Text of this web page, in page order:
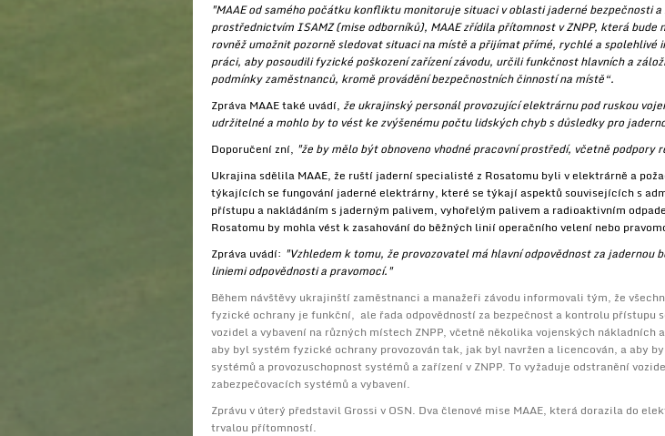
"MAAE od samého počátku konfliktu monitoruje situaci v oblasti jaderné bezpečnosti
prostřednictvím ISAMZ (mise odborníků), MAAE zřídila přítomnost v ZNPP, která
rovněž umožnit pozorně sledovat situaci na místě a přijímat přímé, rychlé a
práci, aby posoudili fyzické poškození zařízení závodu, určili funkčnost hlavních a
podmínky zaměstnanců, kromě provádění bezpečnostních činností na místě“.
Zpráva MAAE také uvádí, že ukrajinský personál provozující elektrárnu pod ruskou
udržitelné a mohlo by to vést ke zvýšenému počtu lidských chyb s důsledky pro
Doporučení zní, "že by mělo být obnoveno vhodné pracovní prostředí, včetně podpory
Ukrajina sdělila MAAE, že ruští jaderní specialisté z Rosatomu byli v elektrárně a
týkajících se fungování jaderné elektrárny, které se týkají aspektů souvisejících s
přístupu a nakládáním s jaderným palivem, vyhořelým palivem a radioaktivním
Rosatomu by mohla vést k zasahování do běžných linií operačního velení nebo
Zpráva uvádí: "Vzhledem k tomu, že provozovatel má hlavní odpovědnost za
liniemi odpovědnosti a pravomocí."
Během návštěvy ukrajinští zaměstnanci a manažeři závodu informovali tým, že
fyzické ochrany je funkční, ale řada odpovědností za bezpečnost a kontrolu přístupu
vozidel a vybavení na různých místech ZNPP, včetně několika vojenských
aby byl systém fyzické ochrany provozován tak, jak byl navržen a licencován, a aby
systémů a provozuschopnost systémů a zařízení v ZNPP. To vyžaduje odstranění
zabezpečovacích systémů a vybavení.
Zprávu v úterý představil Grossi v OSN. Dva členové mise MAAE, která dorazila do
trvalou přítomností.